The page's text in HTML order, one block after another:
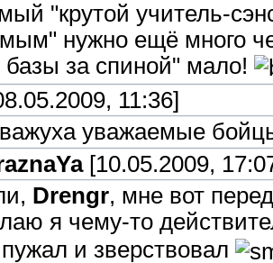
"крутой учитель-
нужно ещё много
базы за спиной" мало!
11:36]
уважаемые
[10.05.2009,
Drengr, мне вот
я чему-то
и зверствовал